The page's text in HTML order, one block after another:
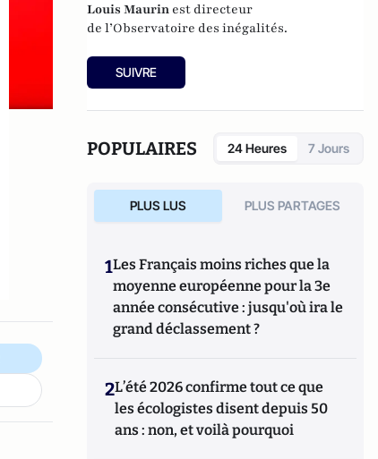
Louis Maurin est directeur
del’Observatoire des inégalités.
SUIVRE
POPULAIRES 24 Heures 7 Jours
PLUS LUS PLUS PARTAGES
1Les Français moins riches que la
moyenne européenne pour la 3e
année consécutive : jusqu'où ira le
grand déclassement ?
2L’été 2026 confirme tout ce que
les écologistes disent depuis 50
ans : non, et voilà pourquoi